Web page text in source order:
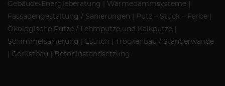
Gebäude-Energieberatung | Wärmedämmsysteme |
Fassadengestaltung / Sanierungen | Putz – Stuck – Farbe |
Ökologische Putze / Lehmputze und Kalkputze |
Schimmelsanierung | Estrich | Trockenbau / Ständerwände
| Gerüstbau | Betoninstandsetzung